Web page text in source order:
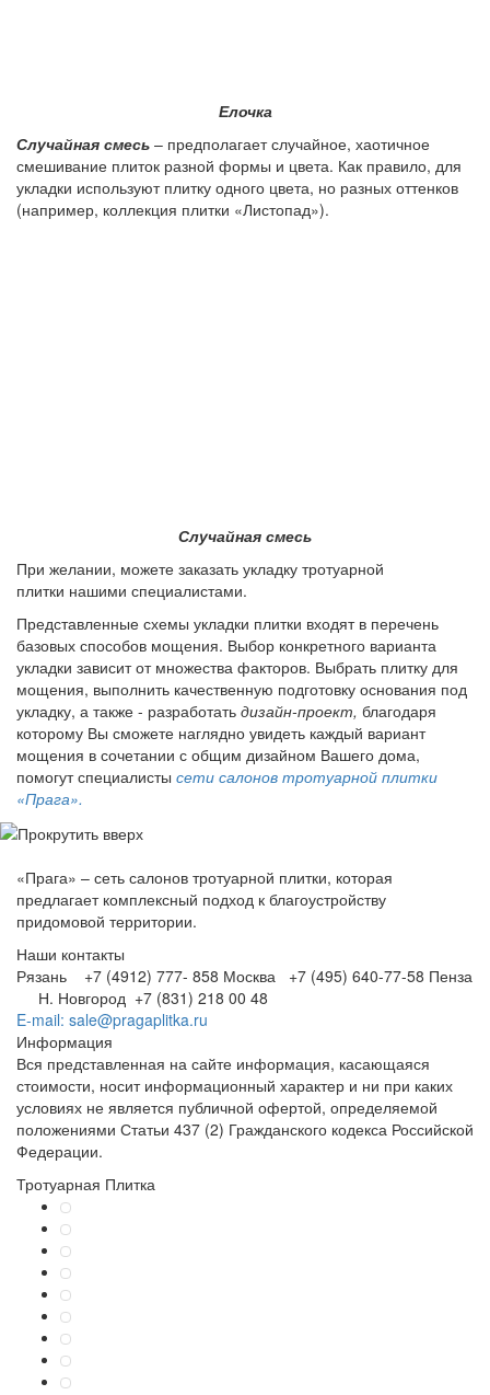
Елочка
Случайная смесь – предполагает случайное, хаотичное
смешивание плиток разной формы и цвета. Как правило, для
укладки используют плитку одного цвета, но разных оттенков
(например, коллекция плитки «Листопад»).
Случайная смесь
При желании, можете заказать укладку тротуарной
плитки нашими специалистами.
Представленные схемы укладки плитки входят в перечень
базовых способов мощения. Выбор конкретного варианта
укладки зависит от множества факторов. Выбрать плитку для
мощения, выполнить качественную подготовку основания под
укладку, а также - разработать дизайн-проект, благодаря
которому Вы сможете наглядно увидеть каждый вариант
мощения в сочетании с общим дизайном Вашего дома,
помогут специалисты сети салонов тротуарной плитки
«Прага».
«Прага» – сеть салонов тротуарной плитки, которая
предлагает комплексный подход к благоустройству
придомовой территории.
Наши контакты
Рязань +7 (4912) 777- 858 Москва +7 (495) 640-77-58 Пенза
Н. Новгород +7 (831) 218 00 48
E-mail: sale@pragaplitka.ru
Информация
Вся представленная на сайте информация, касающаяся
стоимости, носит информационный характер и ни при каких
условиях не является публичной офертой, определяемой
положениями Статьи 437 (2) Гражданского кодекса Российской
Федерации.
Тротуарная Плитка